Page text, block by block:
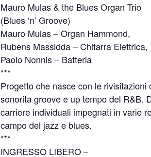
Mauro Mulas & the Blues Organ Trio
(Blues ‘n’ Groove)
Mauro Mulas – Organ Hammond,
Rubens Massidda – Chitarra Elettrica,
Paolo Nonnis – Batteria
***
Progetto che nasce con le
sonorita groove e up tempo del R&B.
carriere individuali impegnati in varie
campo del jazz e blues.
***
INGRESSO LIBERO –